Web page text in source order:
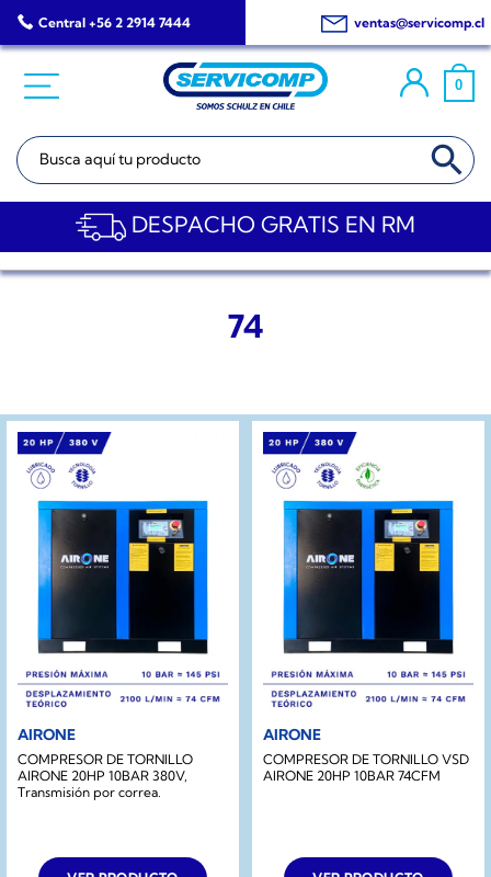
Saltar
al
Central +56 2 2914 7444 ventas@servicomp.cl
0
Buscar: BOTÓN DE
DESPACHO GRATIS EN RM
74
AIRONE
COMPRESOR DE TORNILLO
AIRONE 20HP 10BAR 380V,
Transmisión por correa.
AIRONE
COMPRESOR DE TORNILLO VSD
AIRONE 20HP 10BAR 74CFM